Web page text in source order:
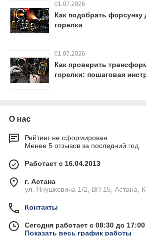
01.07.2026
Как подобрать форсунку
горелки
01.07.2026
Как проверить
горелки: пошаговая
О нас
Рейтинг не сформирован
Менее 5 отзывов за последний год
Работает с 16.04.2013
г. Астана
ул. Янушкевича 1/2, ВП 15, Астана,
Контакты
Сегодня работает с 08:30 до 17:00
Показать весь график работы